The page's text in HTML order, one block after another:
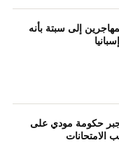
إلى سبتة بأنه
حكومة مودي على
الامتحانات